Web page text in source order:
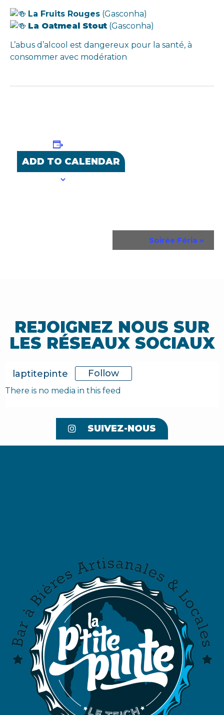
La Fruits Rouges (Gasconha)
La Oatmeal Stout (Gasconha)
L’abus d’alcool est dangereux pour la santé, à
consommer avec modération
ADD TO CALENDAR
Soirée Féria »
REJOIGNEZ NOUS SUR
LES RÉSEAUX SOCIAUX
laptitepinte Follow
There is no media in this feed
SUIVEZ-NOUS